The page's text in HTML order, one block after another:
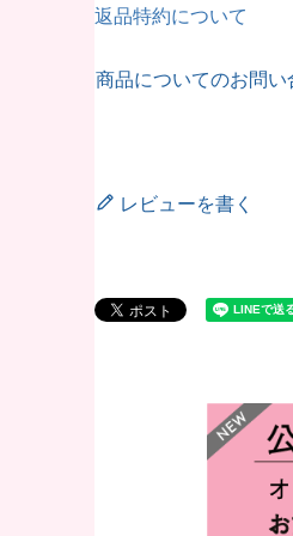
返品特約について
商品についてのお問い
レビューを書く